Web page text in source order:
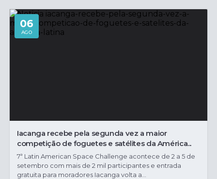
06
AGO
Iacanga recebe pela segunda vez a maior
competição de foguetes e satélites da América...
7ª Latin American Space Challenge acontece de 2 a 5 de
setembro com mais de 2 mil participantes e entrada
gratuita para moradores Iacanga volta a...